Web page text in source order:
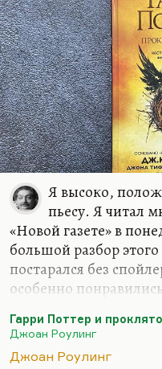
Я знал его как очень
замечательно писал,…
Я высоко,
пьесу. Я читал
«Новой газете» в
большой разбор
постарался без
особенно
Миледи не было. Не
для меня важно. Ну и
Гарри Поттер и
Джоан Роулинг
Джоан Роулинг